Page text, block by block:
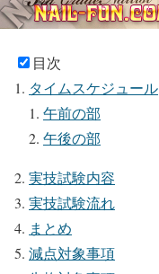
目次
タイムスケジュール
午前の部
午後の部
実技試験内容
実技試験流れ
まとめ
減点対象事項